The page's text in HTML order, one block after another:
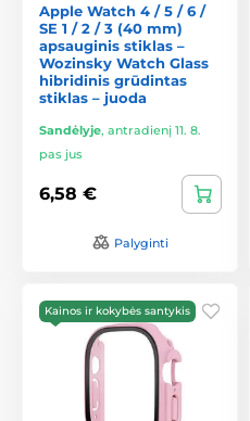
Apple Watch 4 / 5 / 6 /
SE 1 / 2 / 3 (40 mm)
apsauginis stiklas –
Wozinsky Watch Glass
hibridinis grūdintas
stiklas – juoda
Sandėlyje, antradienį 11. 8.
pas jus
6,58 €
Palyginti
Kainos ir kokybės santykis